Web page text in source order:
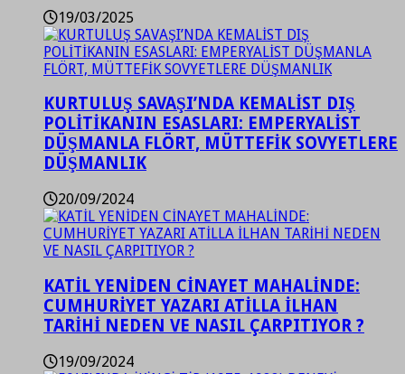
19/03/2025
KURTULUŞ SAVAŞI’NDA KEMALİST DIŞ
POLİTİKANIN ESASLARI: EMPERYALİST
DÜŞMANLA FLÖRT, MÜTTEFİK SOVYETLERE
DÜŞMANLIK
20/09/2024
KATİL YENİDEN CİNAYET MAHALİNDE:
CUMHURİYET YAZARI ATİLLA İLHAN
TARİHİ NEDEN VE NASIL ÇARPITIYOR ?
19/09/2024